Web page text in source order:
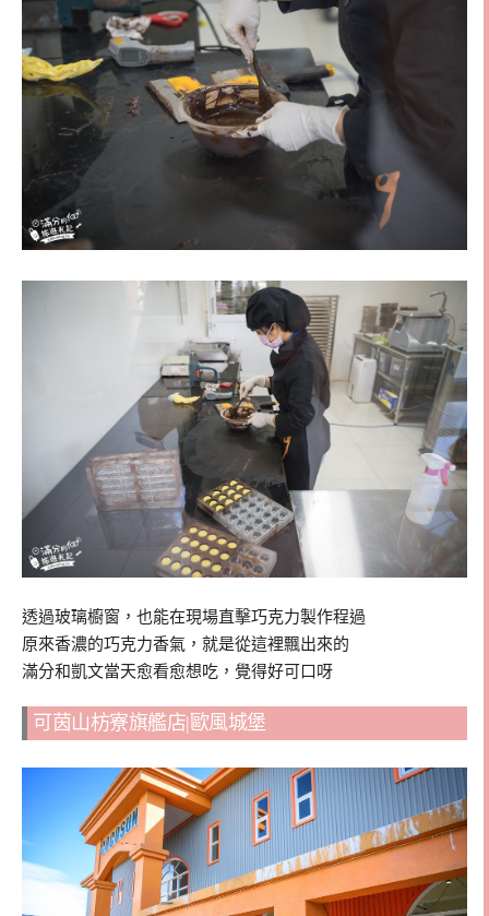
透過玻璃櫥窗，也能在現場直擊巧克力製作程過
原來香濃的巧克力香氣，就是從這裡飄出來的
滿分和凱文當天愈看愈想吃，覺得好可口呀
可茵山枋寮旗艦店|歐風城堡